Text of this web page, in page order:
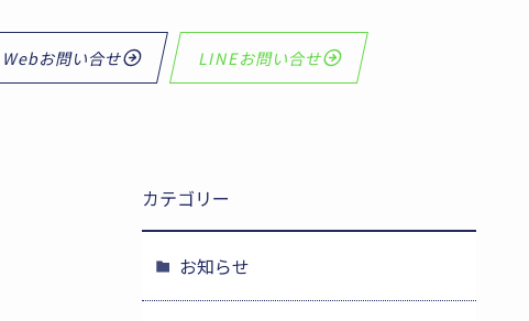
Webお問い合せ LINEお問い合せ
カテゴリー
お知らせ